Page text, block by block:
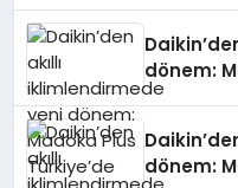
dönem:
dönem: